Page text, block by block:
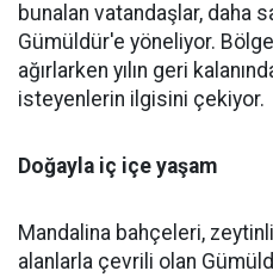
bunalan vatandaşlar, daha
Gümüldür'e yöneliyor.
ağırlarken yılın geri
isteyenlerin ilgisini çekiyor.
Doğayla iç içe yaşam
Mandalina bahçeleri,
alanlarla çevrili olan